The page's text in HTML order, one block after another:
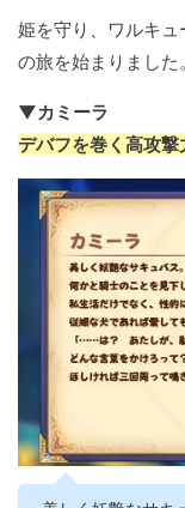
姫を守り、ワルキ
の旅を始まりました。
▼カミーラ
デバフを巻く高攻撃